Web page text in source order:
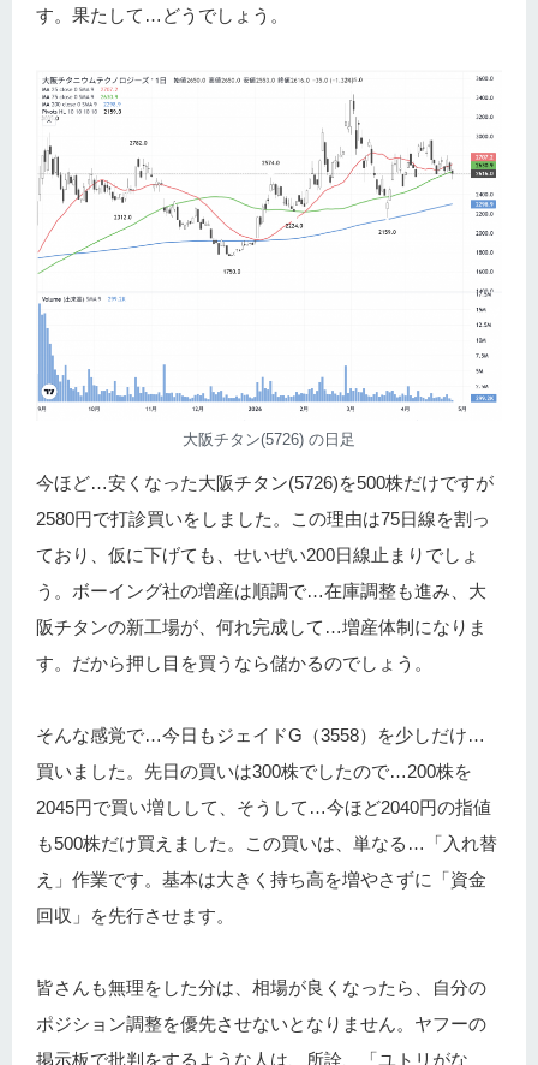
す。果たして…どうでしょう。
大阪チタン(5726) の日足
今ほど…安くなった大阪チタン(5726)を500株だけですが
2580円で打診買いをしました。この理由は75日線を割っ
ており、仮に下げても、せいぜい200日線止まりでしょ
う。ボーイング社の増産は順調で…在庫調整も進み、大
阪チタンの新工場が、何れ完成して…増産体制になりま
す。だから押し目を買うなら儲かるのでしょう。
そんな感覚で…今日もジェイドG（3558）を少しだけ…
買いました。先日の買いは300株でしたので…200株を
2045円で買い増しして、そうして…今ほど2040円の指値
も500株だけ買えました。この買いは、単なる…「入れ替
え」作業です。基本は大きく持ち高を増やさずに「資金
回収」を先行させます。
皆さんも無理をした分は、相場が良くなったら、自分の
ポジション調整を優先させないとなりません。ヤフーの
掲示板で批判をするような人は、所詮、「ユトリがな